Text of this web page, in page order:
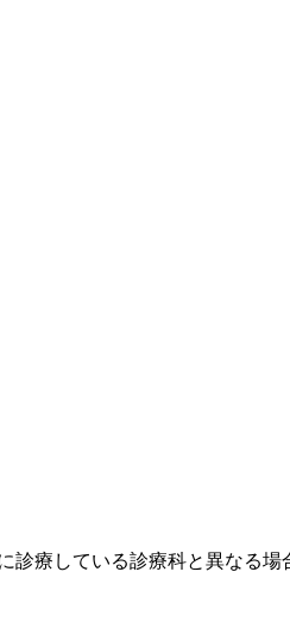
療している診療科と異なる